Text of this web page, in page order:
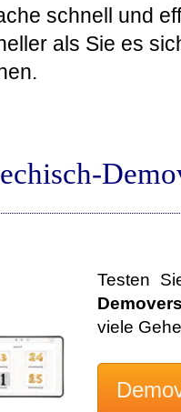
schnell und
als Sie es
Testen
viele